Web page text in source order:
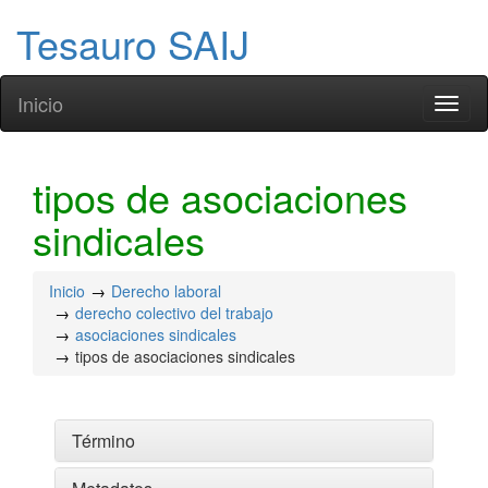
Tesauro SAIJ
Inicio
tipos de asociaciones
sindicales
Inicio
Derecho laboral
derecho colectivo del trabajo
asociaciones sindicales
tipos de asociaciones sindicales
Término